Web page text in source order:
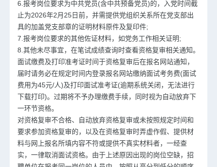
6.报考岗位要求为中共党员(含中共预备党员)的，入党时间截
止为2026年2月25日前，并需提供党组织关系所在党支部出
具的加盖党支部章的证明材料原件及复印件;
7.报考岗位要求的其他佐证材料，如党务工作相关证明;
8.其他未尽事宜，在笔试成绩查询时查看资格复审相关通知。
面试缴费及打印准考证时间于资格复审后在报名网站通知，
届时请务必在规定时间内登录报名网站缴纳面试考务费(面试
费用为45元/人)及打印面试准考证(逾期系统关闭，无法进行
下载打印)。过期将不予办理缴费手续，同时视为自动放弃下
一环节资格。
对资格复审不合格、自动放弃资格复审或未按照规定时间和
要求参加资格复审的，以及在资格复审时弄虚作假、提供材
料与网上报名所填内容不符或提供不真实材料者，一经查
实，一律取消面试资格。由于上述原因出现的岗位空缺，招